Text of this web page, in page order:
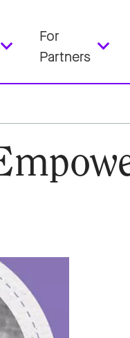
For
Partners